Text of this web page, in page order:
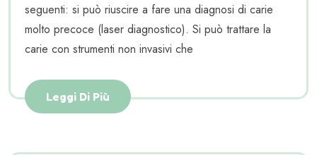
seguenti: si può riuscire a fare una diagnosi di carie
molto precoce (laser diagnostico). Si può trattare la
carie con strumenti non invasivi che
Leggi Di Più